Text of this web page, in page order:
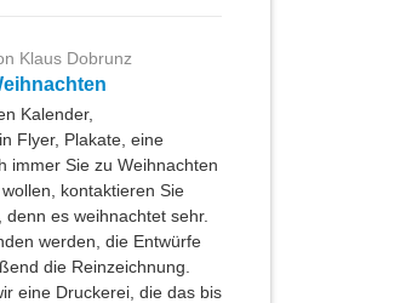
Klaus Dobrunz
Kalender,
Flyer, Plakate, eine
immer Sie zu Weihnachten
kontaktieren Sie
es weihnachtet sehr.
werden, die Entwürfe
die Reinzeichnung.
eine Druckerei, die das bis